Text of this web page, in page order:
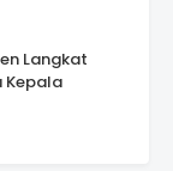
Langkat
Kepala